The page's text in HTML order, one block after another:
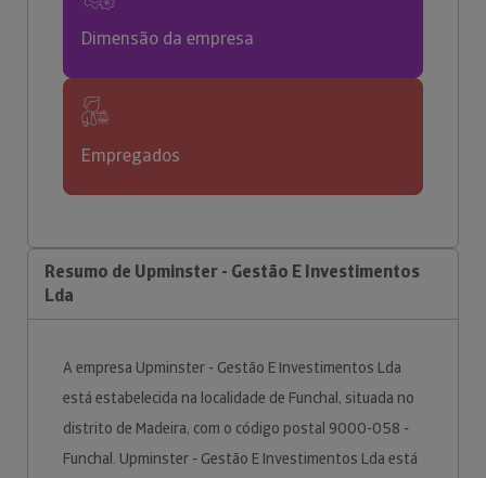
Dimensão da empresa
Empregados
Resumo de Upminster - Gestão E Investimentos
Lda
A empresa Upminster - Gestão E Investimentos Lda
está estabelecida na localidade de Funchal, situada no
distrito de Madeira, com o código postal 9000-058 -
Funchal. Upminster - Gestão E Investimentos Lda está